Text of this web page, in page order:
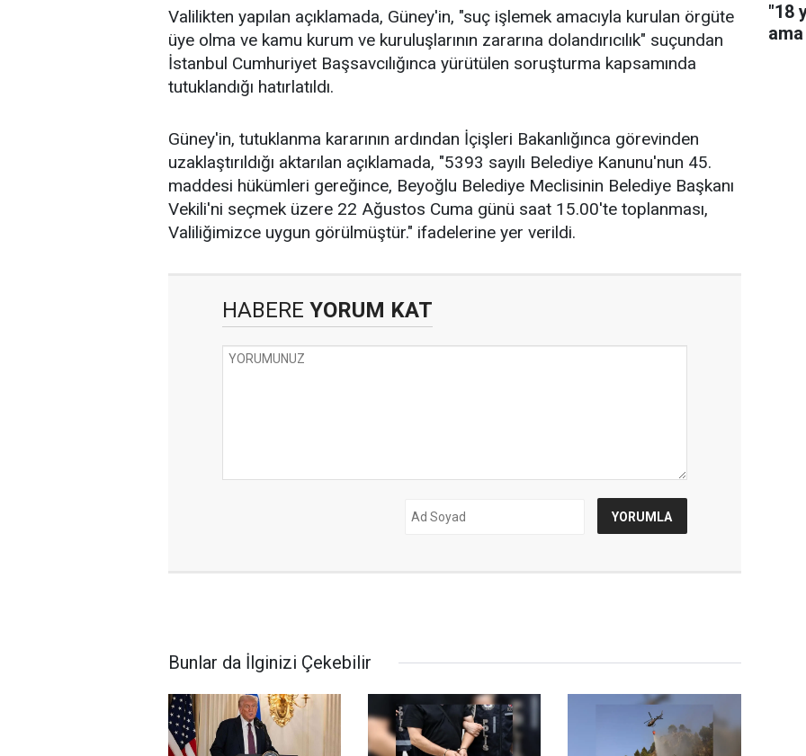
Valilikten yapılan açıklamada, Güney'in, "suç işlemek amacıyla kurulan örgüte
üye olma ve kamu kurum ve kuruluşlarının zararına dolandırıcılık" suçundan
İstanbul Cumhuriyet Başsavcılığınca yürütülen soruşturma kapsamında
tutuklandığı hatırlatıldı.
Güney'in, tutuklanma kararının ardından İçişleri Bakanlığınca görevinden
uzaklaştırıldığı aktarılan açıklamada, "5393 sayılı Belediye Kanunu'nun 45.
maddesi hükümleri gereğince, Beyoğlu Belediye Meclisinin Belediye Başkanı
Vekili'ni seçmek üzere 22 Ağustos Cuma günü saat 15.00'te toplanması,
Valiliğimizce uygun görülmüştür." ifadelerine yer verildi.
HABERE YORUM KAT
Bunlar da İlginizi Çekebilir
"18